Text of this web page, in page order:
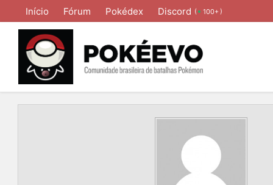
Início Fórum Pokédex Discord ( 100+ )